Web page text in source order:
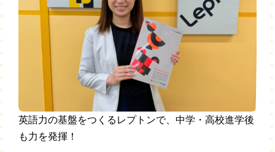
英語力の基盤をつくるレプトンで、中学・高校進学後
も力を発揮！